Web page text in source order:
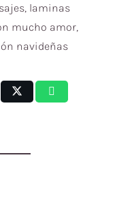
, laminas
mucho amor,
navideñas